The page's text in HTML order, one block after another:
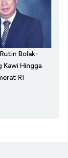
Bolak-
Kawi Hingga
RI